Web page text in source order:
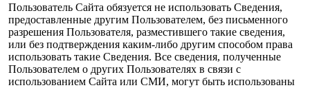
Пользователь Сайта обязуется не использовать Сведения,
предоставленные другим Пользователем, без письменного
разрешения Пользователя, разместившего такие сведения,
или без подтверждения каким-либо другим способом права
использовать такие Сведения. Все сведения, полученные
Пользователем о других Пользователях в связи с
использованием Сайта или СМИ, могут быть использованы